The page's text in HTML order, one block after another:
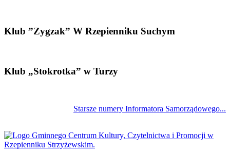
Klub ”Zygzak” W Rzepienniku Suchym
Klub „Stokrotka” w Turzy
Starsze numery Informatora Samorządowego...